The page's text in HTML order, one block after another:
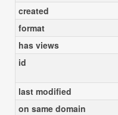
created
format
has views
id
last modified
on same domain